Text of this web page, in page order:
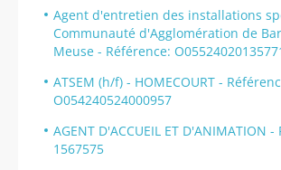
Agent d'entretien des installations
Communauté d'Agglomération de
Meuse - Référence:
ATSEM (h/f) - HOMECOURT -
O054240524000957
AGENT D'ACCUEIL ET D'ANIMATION
1567575